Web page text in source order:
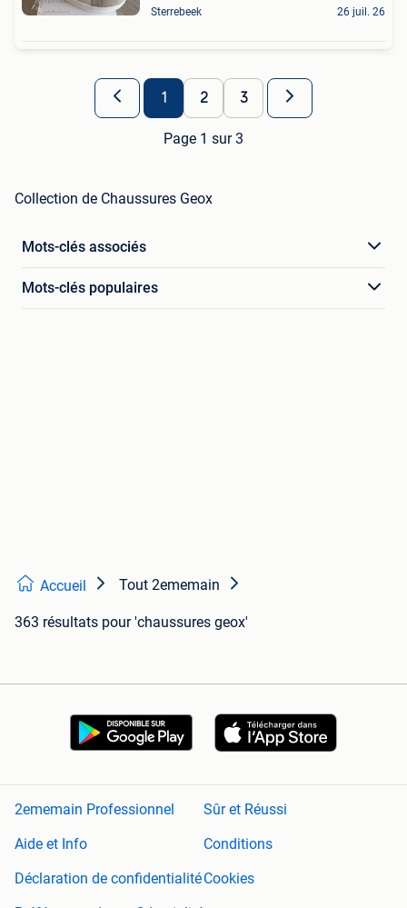
Sterrebeek 26 juil. 26
1 2 3
Page 1 sur 3
Collection de Chaussures Geox
Mots-clés associés
Mots-clés populaires
Accueil Tout 2ememain
363 résultats pour 'chaussures geox'
2ememain Professionnel
Sûr et Réussi
Aide et Info
Conditions
Déclaration de confidentialitéCookies